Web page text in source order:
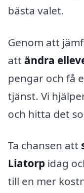
bästa valet.
Genom att
att ändra
pengar och få
tjänst. Vi
och hitta det
Ta chansen att
Liatorp idag
till en mer